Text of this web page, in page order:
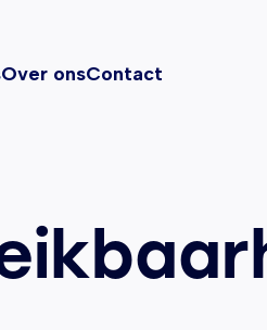
Over onsContact